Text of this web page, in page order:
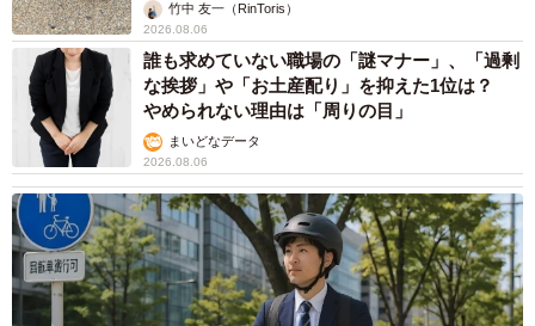
竹中 友一（RinToris）
2026.08.06
誰も求めていない職場の「謎マナー」、「過剰
な挨拶」や「お土産配り」を抑えた1位は？
やめられない理由は「周りの目」
まいどなデータ
2026.08.06